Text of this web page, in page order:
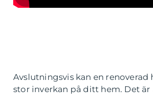
Avslutningsvis kan en renoverad
stor inverkan på ditt hem. Det